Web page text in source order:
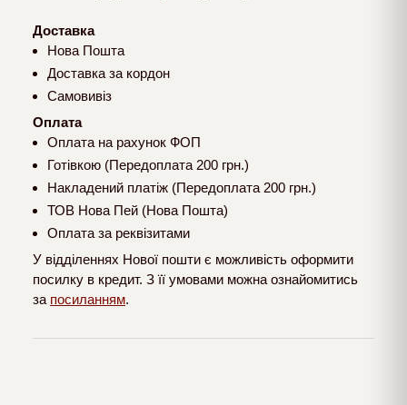
Доставка
Нова Пошта
Доставка за кордон
Самовивіз
Оплата
Оплата на рахунок ФОП
Готівкою (Передоплата 200 грн.)
Накладений платіж (Передоплата 200 грн.)
ТОВ Нова Пей (Нова Пошта)
Оплата за реквізитами
У відділеннях Нової пошти є можливість оформити
посилку в кредит. З її умовами можна ознайомитись
за посиланням.